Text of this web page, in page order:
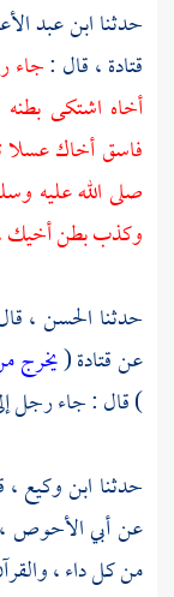
حدثناابن عبد
قتادة ،قال :جاء
أخاه اشتكى
فاسق أخاك عسلا
صلى الله عليه
وكذب بطن أخيك
حدثنا الحسن ،
عنقتادة(يخرج
) قال : جاء رجل
حدثنا ابن وكيع ،
عنأبي الأحوص
من كل داء ،